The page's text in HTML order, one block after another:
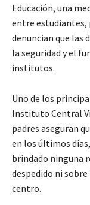
Educación, una
entre estudiantes,
denuncian que las
la seguridad y el
institutos.
Uno de los
Instituto Central
padres aseguran
en los últimos
brindado ninguna
despedido ni
centro.